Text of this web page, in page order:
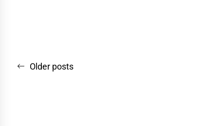
Navegação
Older posts